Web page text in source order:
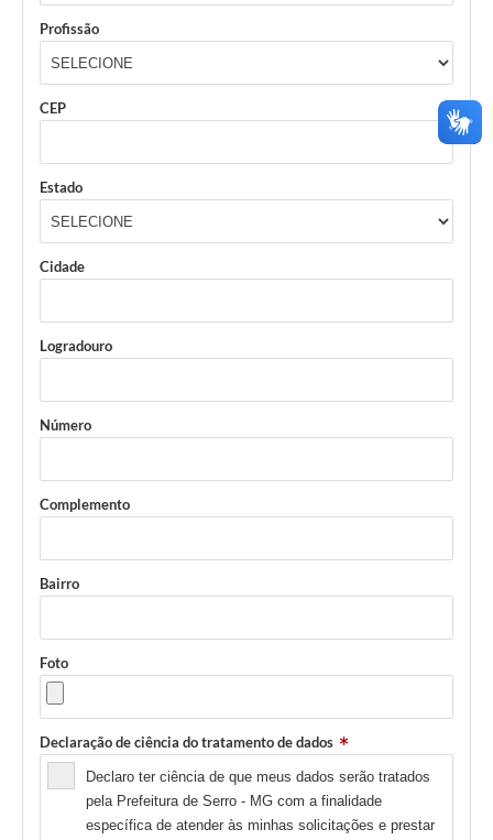
Contato
Listagem de Contribuintes Inscritos na Dívida Ativa do
Profissão
CEP
Estado
Cidade
Logradouro
Número
Complemento
Bairro
Foto
Declaração de ciência do tratamento de dados
Declaro ter ciência de que meus dados serão tratados
pela Prefeitura de Serro - MG com a finalidade
específica de atender às minhas solicitações e prestar